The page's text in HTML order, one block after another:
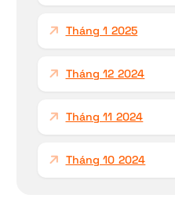
Tháng 1 2025
Tháng 12 2024
Tháng 11 2024
Tháng 10 2024